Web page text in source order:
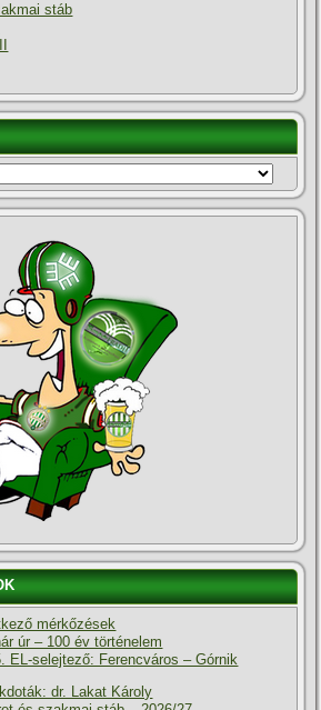
stáb
mérkőzések
úr – 100 év történelem
EL-selejtező: Ferencváros – Górnik
dr. Lakat Károly